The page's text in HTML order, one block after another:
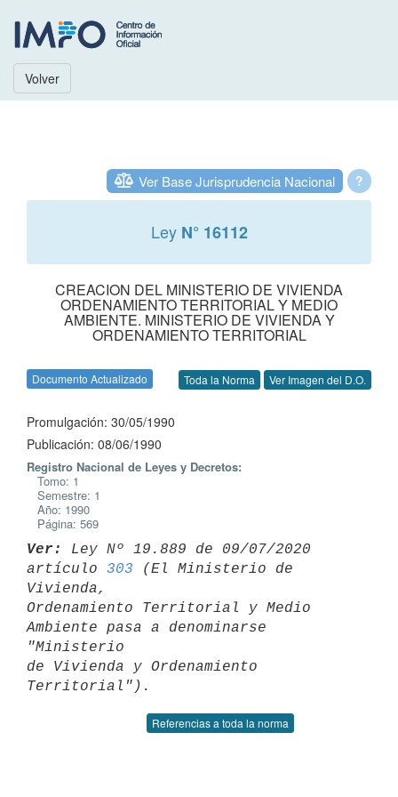
Volver
?
Ver Base Jurisprudencia Nacional
Ley N° 16112
CREACION DEL MINISTERIO DE VIVIENDA
ORDENAMIENTO TERRITORIAL Y MEDIO
AMBIENTE. MINISTERIO DE VIVIENDA Y
ORDENAMIENTO TERRITORIAL
Documento Actualizado Toda la Norma Ver Imagen del D.O.
Promulgación: 30/05/1990
Publicación: 08/06/1990
Registro Nacional de Leyes y Decretos:
Tomo: 1
Semestre: 1
Año: 1990
Página: 569
Ver:
Ley Nº 19.889 de 09/07/2020
artículo 303 (El Ministerio de
Vivienda,
Ordenamiento Territorial y Medio
Ambiente pasa a denominarse
"Ministerio
de Vivienda y Ordenamiento
Referencias a toda la norma